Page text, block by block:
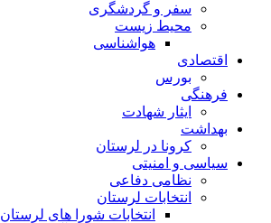
سفر و گردشگری
محیط زیست
هواشناسی
اقتصادی
بورس
فرهنگی
ایثار شهادت
بهداشت
کرونا در لرستان
سیاسی و امنیتی
نظامی دفاعی
انتخابات لرستان
انتخابات شورا های لرستان